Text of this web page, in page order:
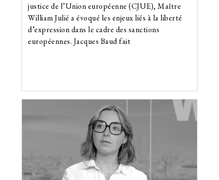
justice de l’Union européenne (CJUE), Maître
William Julié a évoqué les enjeux liés à la liberté
d’expression dans le cadre des sanctions
européennes. Jacques Baud fait